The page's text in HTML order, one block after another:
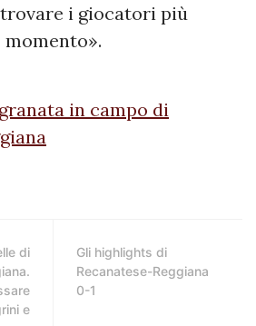
i giocatori più
in campo di
di
e
Gli highlights di
Recanatese-Reggiana
0-1